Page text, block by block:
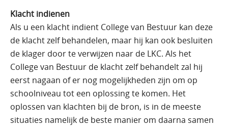
Klacht indienen
Als u een klacht indient College van Bestuur kan deze
de klacht zelf behandelen, maar hij kan ook besluiten
de klager door te verwijzen naar de LKC. Als het
College van Bestuur de klacht zelf behandelt zal hij
eerst nagaan of er nog mogelijkheden zijn om op
schoolniveau tot een oplossing te komen. Het
oplossen van klachten bij de bron, is in de meeste
situaties namelijk de beste manier om daarna samen